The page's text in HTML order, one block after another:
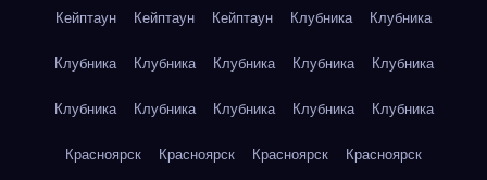
Кейптаун Кейптаун Кейптаун Клубника Клубника
Клубника Клубника Клубника Клубника Клубника
Клубника Клубника Клубника Клубника Клубника
Красноярск Красноярск Красноярск Красноярск